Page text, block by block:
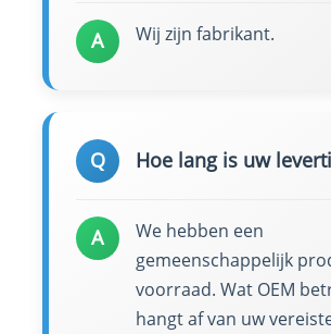
A Wij zijn fabrikant.
Q Hoe lang is uw
A
We hebben een
gemeenschappelijk
voorraad. Wat OEM
hangt af van uw